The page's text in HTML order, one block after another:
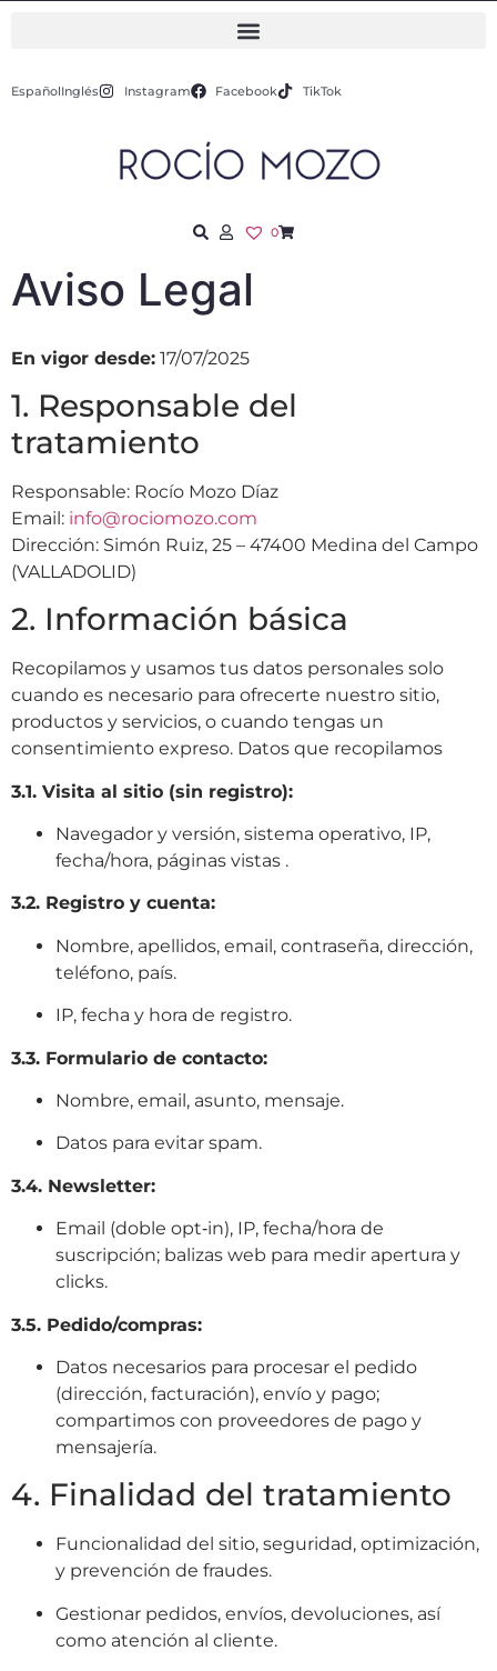
EspañolInglés Instagram Facebook TikTok
0
Aviso Legal
En vigor desde: 17/07/2025
1. Responsable del
tratamiento
Responsable: Rocío Mozo Díaz
Email: info@rociomozo.com
Dirección: Simón Ruiz, 25 – 47400 Medina del Campo
(VALLADOLID)
2. Información básica
Recopilamos y usamos tus datos personales solo
cuando es necesario para ofrecerte nuestro sitio,
productos y servicios, o cuando tengas un
consentimiento expreso. Datos que recopilamos
3.1. Visita al sitio (sin registro):
Navegador y versión, sistema operativo, IP,
fecha/hora, páginas vistas .
3.2. Registro y cuenta:
Nombre, apellidos, email, contraseña, dirección,
teléfono, país.
IP, fecha y hora de registro.
3.3. Formulario de contacto:
Nombre, email, asunto, mensaje.
Datos para evitar spam.
3.4. Newsletter:
Email (doble opt‑in), IP, fecha/hora de
suscripción; balizas web para medir apertura y
clicks.
3.5. Pedido/compras:
Datos necesarios para procesar el pedido
(dirección, facturación), envío y pago;
compartimos con proveedores de pago y
mensajería.
4. Finalidad del tratamiento
Funcionalidad del sitio, seguridad, optimización,
y prevención de fraudes.
Gestionar pedidos, envíos, devoluciones, así
como atención al cliente.